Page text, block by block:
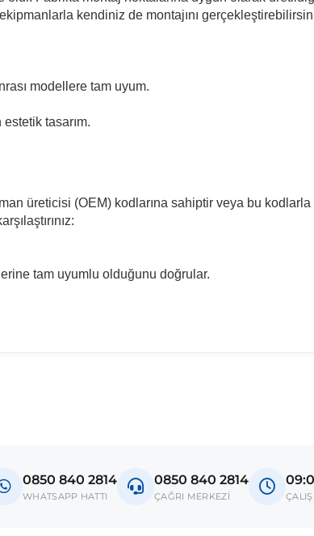
kendiniz de montajını
modellere tam uyum.
tasarım.
üreticisi (OEM) kodlarına sahiptir veya bu
tam uyumlu olduğunu doğrular.
Golf VII Facelift
0850 840 2814
WHATSAPP HATTI
0850 840 2814
ÇAĞRI MERKEZİ